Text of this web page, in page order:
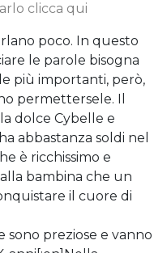
clicca qui
poco. In questo
le parole bisogna
più importanti, però,
permettersele. Il
dolce Cybelle e
abbastanza soldi nel
è ricchissimo e
bambina che un
il cuore di
sono preziose e vanno